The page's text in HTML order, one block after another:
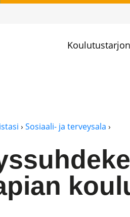
›Sosiaali- ja terveysala ›